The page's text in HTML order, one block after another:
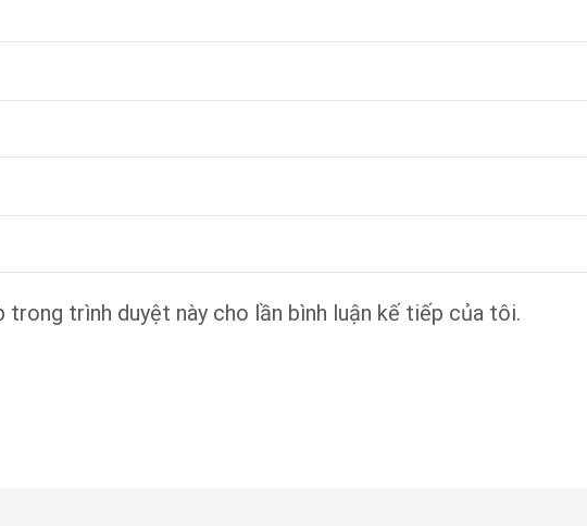
trình duyệt này cho lần bình luận kế tiếp của tôi.